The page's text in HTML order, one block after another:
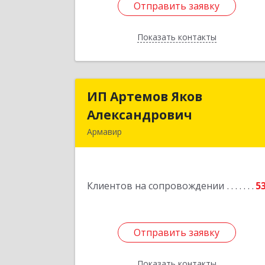
Отправить заявку
Показать контакты
Отправить заявку
Назад
ИП Артемов Яков
Александрович
Армавир
Клиентов на сопровождении
Отправить заявку
ИП Артемов Яков
Александрович
Отправить заявку